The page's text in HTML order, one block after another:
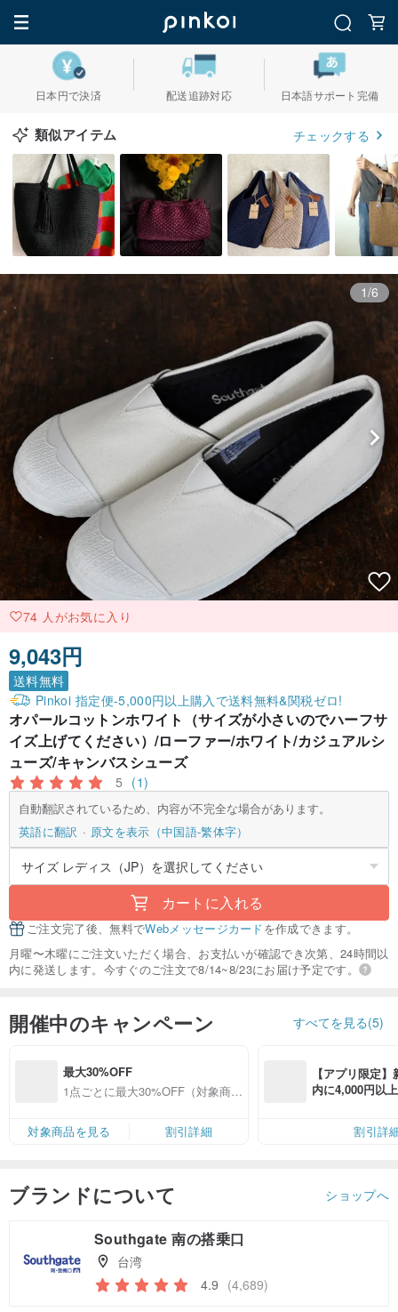
日本円で決済 配送追跡対応 日本語サポート完備
類似アイテム チェックする
1/6
74 人がお気に入り
9,043円
送料無料
Pinkoi 指定便-5,000円以上購入で送料無料&関税ゼロ!
オパールコットンホワイト（サイズが小さいのでハーフサ
イズ上げてください）/ローファー/ホワイト/カジュアルシ
ューズ/キャンバスシューズ
5 (1)
自動翻訳されているため、内容が不完全な場合があります。
英語に翻訳
原文を表示（中国語-繁体字）
カートに入れる
ご注文完了後、無料でWebメッセージカードを作成できます。
月曜〜木曜にご注文いただく場合、お支払いが確認でき次第、24時間以
内に発送します。今すぐのご注文で8/14~8/23にお届け予定です。
開催中のキャンペーン すべてを見る(5)
最大30%OFF
1点ごとに最大30%OFF（対象商品
対象商品を見る
割引詳細
【アプリ限定
内に4,000円以
割引詳
ブランドについて ショップへ
Southgate 南の搭乗口
台湾
4.9 (4,689)